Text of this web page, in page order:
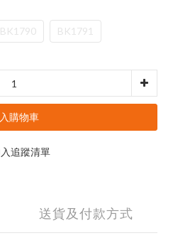
BK1791
購物車
追蹤清單
送貨及付款方式